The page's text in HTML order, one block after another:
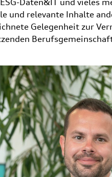
Daten&IT und vieles
und relevante Inhalte
Gelegenheit zur